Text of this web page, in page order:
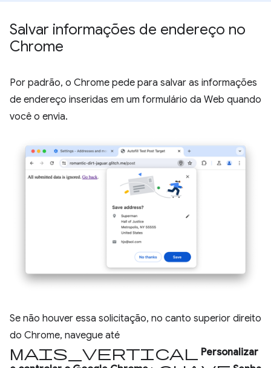
Salvar informações de endereço no
Chrome
Por padrão, o Chrome pede para salvar as informações
de endereço inseridas em um formulário da Web quando
você o envia.
Se não houver essa solicitação, no canto superior direito
do Chrome, navegue até
mais_vertical
Personalizar